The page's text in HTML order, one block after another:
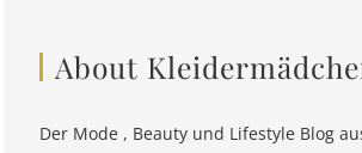
About
Der Mode , Beauty und Lifestyle Blog